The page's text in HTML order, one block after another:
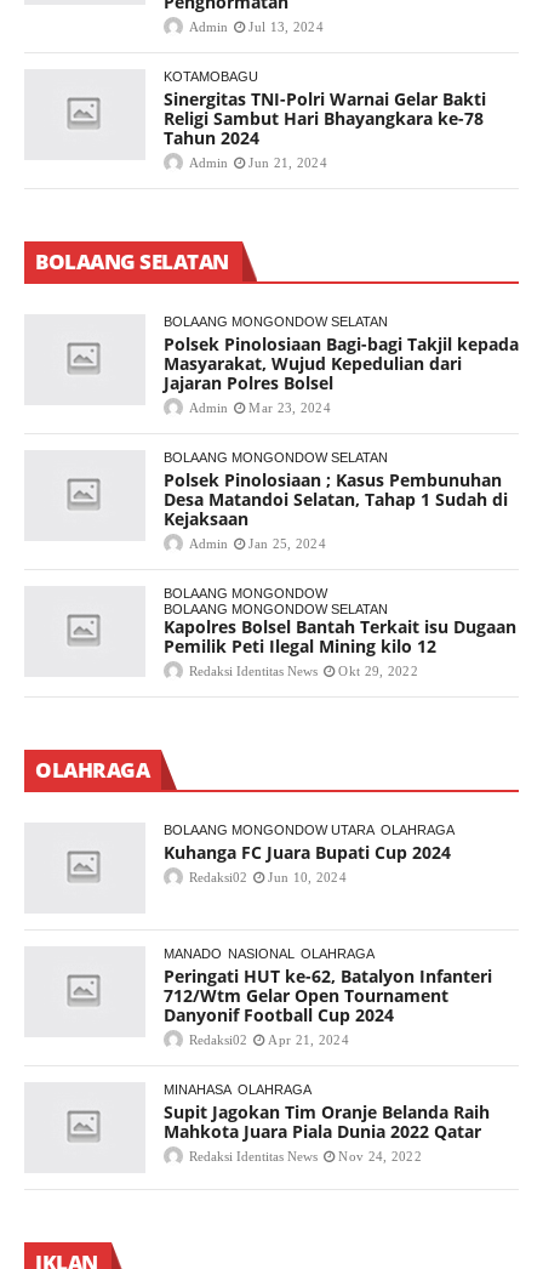
Admin Jul 13, 2024
KOTAMOBAGU
Sinergitas TNI-Polri Warnai Gelar Bakti
Religi Sambut Hari Bhayangkara ke-78
Tahun 2024
Admin Jun 21, 2024
BOLAANG SELATAN
BOLAANG MONGONDOW SELATAN
Polsek Pinolosiaan Bagi-bagi Takjil kepada
Masyarakat, Wujud Kepedulian dari
Jajaran Polres Bolsel
Admin Mar 23, 2024
BOLAANG MONGONDOW SELATAN
Polsek Pinolosiaan ; Kasus Pembunuhan
Desa Matandoi Selatan, Tahap 1 Sudah di
Kejaksaan
Admin Jan 25, 2024
BOLAANG MONGONDOW
BOLAANG MONGONDOW SELATAN
Kapolres Bolsel Bantah Terkait isu Dugaan
Pemilik Peti Ilegal Mining kilo 12
Redaksi Identitas News Okt 29, 2022
OLAHRAGA
BOLAANG MONGONDOW UTARA OLAHRAGA
Kuhanga FC Juara Bupati Cup 2024
Redaksi02 Jun 10, 2024
MANADO NASIONAL OLAHRAGA
Peringati HUT ke-62, Batalyon Infanteri
712/Wtm Gelar Open Tournament
Danyonif Football Cup 2024
Redaksi02 Apr 21, 2024
MINAHASA OLAHRAGA
Supit Jagokan Tim Oranje Belanda Raih
Mahkota Juara Piala Dunia 2022 Qatar
Redaksi Identitas News Nov 24, 2022
IKLAN